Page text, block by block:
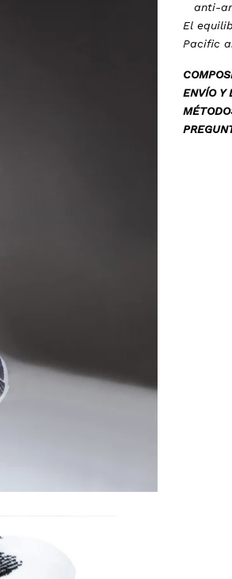
anti-
El
Pacific
ENVÍO Y